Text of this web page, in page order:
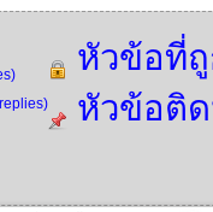
หัวข้อที่
หัวข้อติ